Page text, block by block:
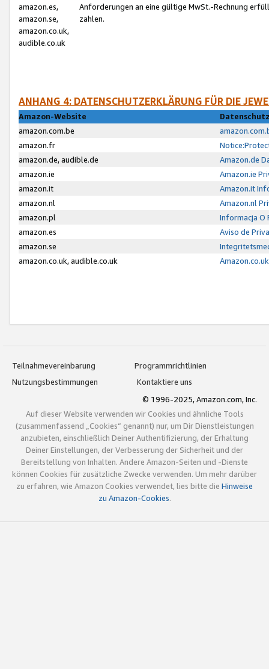
amazon.es,
amazon.se,
amazon.co.uk,
audible.co.uk
Anforderungen an eine gültige MwSt.-Rechnung
zahlen.
ANHANG 4: DATENSCHUTZERKLÄRUNG FÜR DIE
Amazon-Website
amazon.com.be
amazon.fr
amazon.de, audible.de
Amazon.de
amazon.ie
Amazon.ie
amazon.it
Amazon.it
amazon.nl
Amazon.nl
amazon.pl
Informacja O
amazon.es
Aviso de
amazon.se
amazon.co.uk, audible.co.uk
Teilnahmevereinbarung
Programmrichtlinien
Nutzungsbestimmungen
Kontaktiere uns
© 1996-2025, Amazon.com, Inc.
Auf dieser Website verwenden wir Cookies und ähnliche Tools
(zusammenfassend „Cookies“ genannt) nur, um Dir Dienstleistungen
anzubieten, einschließlich Deiner Authentifizierung, der Erhaltung
Deiner Einstellungen, der Verbesserung der Sicherheit und der
Bereitstellung von Inhalten. Andere Amazon-Seiten und -Dienste
können Cookies für zusätzliche Zwecke verwenden. Um mehr darüber
zu erfahren, wie Amazon Cookies verwendet, lies bitte die Hinweise
zu Amazon-Cookies.